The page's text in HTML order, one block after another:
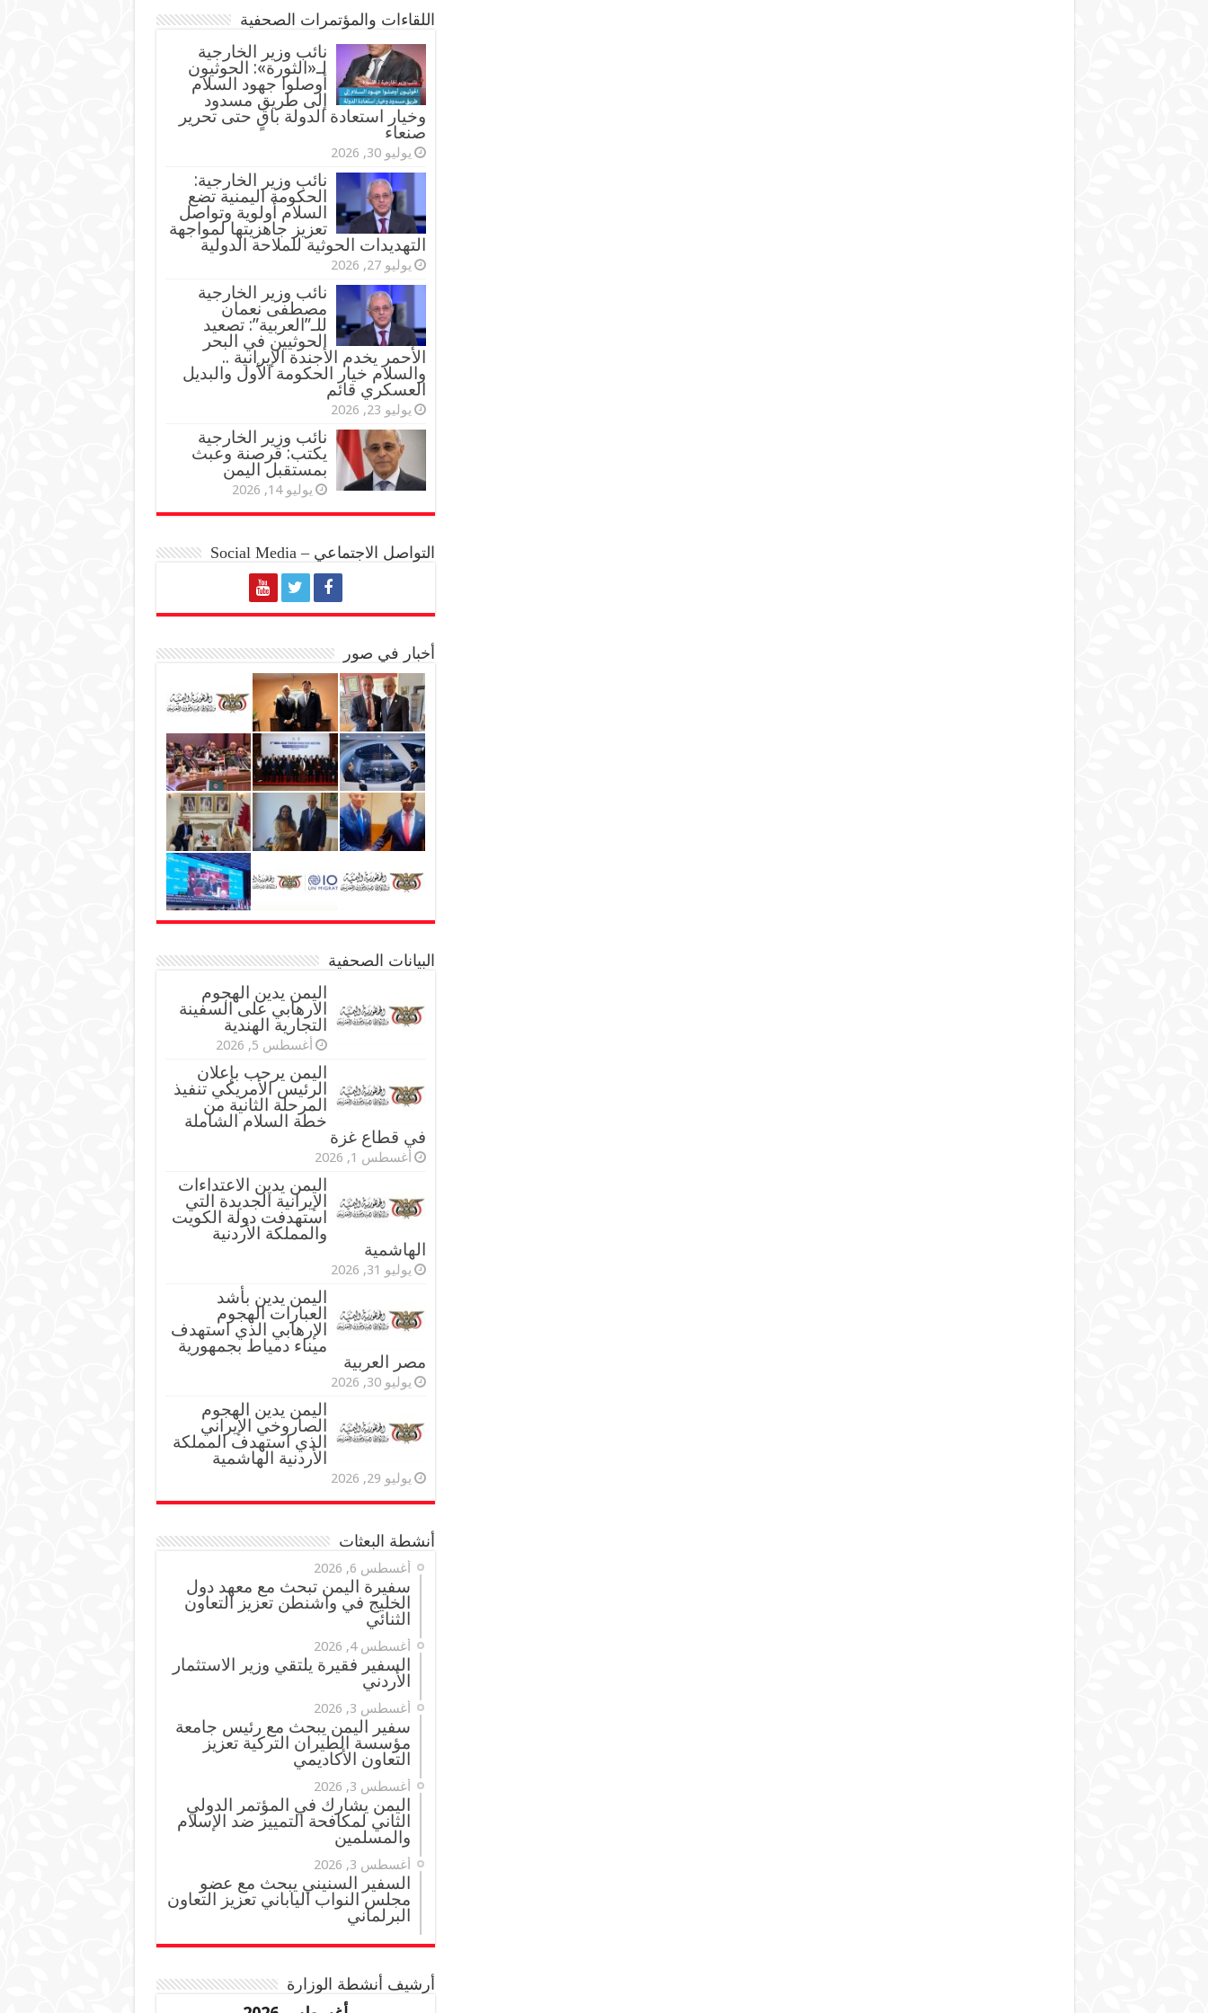
اللقاءات والمؤتمرات الصحفية
‏نائب وزير الخارجية
لـ«الثورة»: الحوثيون
أوصلوا جهود السلام
إلى طريق مسدود
وخيار استعادة الدولة باقٍ حتى تحرير
صنعاء
يوليو 30, 2026
نائب وزير الخارجية:
الحكومة اليمنية تضع
السلام أولوية وتواصل
تعزيز جاهزيتها لمواجهة
التهديدات الحوثية للملاحة الدولية
يوليو 27, 2026
نائب وزير الخارجية
مصطفى نعمان
للـ”العربية”: تصعيد
الحوثيين في البحر
الأحمر يخدم الأجندة الإيرانية ..
والسلام خيار الحكومة الأول والبديل
العسكري قائم
يوليو 23, 2026
نائب وزير الخارجية
يكتب: قرصنة وعبث
بمستقبل اليمن
يوليو 14, 2026
التواصل الاجتماعي – Social Media
أخبار في صور
البيانات الصحفية
اليمن يدين الهجوم
الارهابي على السفينة
التجارية الهندية
أغسطس 5, 2026
اليمن يرحب بإعلان
الرئيس الأمريكي تنفيذ
المرحلة الثانية من
خطة السلام الشاملة
في قطاع غزة
أغسطس 1, 2026
اليمن يدين الاعتداءات
الإيرانية الجديدة التي
استهدفت دولة الكويت
والمملكة الأردنية
الهاشمية
يوليو 31, 2026
اليمن يدين بأشد
العبارات الهجوم
الإرهابي الذي استهدف
ميناء دمياط بجمهورية
مصر العربية
يوليو 30, 2026
اليمن يدين الهجوم
الصاروخي الإيراني
الذي استهدف المملكة
الأردنية الهاشمية
يوليو 29, 2026
أنشطة البعثات
أغسطس 6, 2026
سفيرة اليمن تبحث مع معهد دول
الخليج في واشنطن تعزيز التعاون
الثنائي
أغسطس 4, 2026
السفير فقيرة يلتقي وزير الاستثمار
الأردني
أغسطس 3, 2026
سفير اليمن يبحث مع رئيس جامعة
مؤسسة الطيران التركية تعزيز
التعاون الأكاديمي
أغسطس 3, 2026
اليمن يشارك في المؤتمر الدولي
الثاني لمكافحة التمييز ضد الإسلام
والمسلمين
أغسطس 3, 2026
السفير السنيني يبحث مع عضو
مجلس النواب الياباني تعزيز التعاون
البرلماني
أرشيف أنشطة الوزارة